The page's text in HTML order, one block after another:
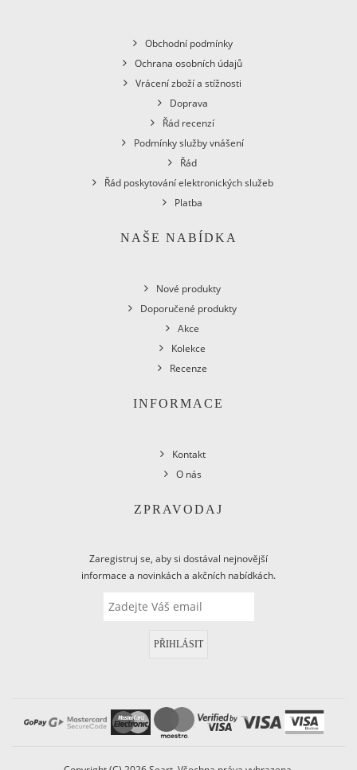
Obchodní podmínky
Ochrana osobních údajů
Vrácení zboží a stížnosti
Doprava
Řád recenzí
Podmínky služby vnášení
Řád
Řád poskytování elektronických služeb
Platba
NAŠE NABÍDKA
Nové produkty
Doporučené produkty
Akce
Kolekce
Recenze
INFORMACE
Kontakt
O nás
ZPRAVODAJ
Zaregistruj se, aby si dostával nejnovější
informace a novinkách a akčních nabídkách.
PŘIHLÁSIT